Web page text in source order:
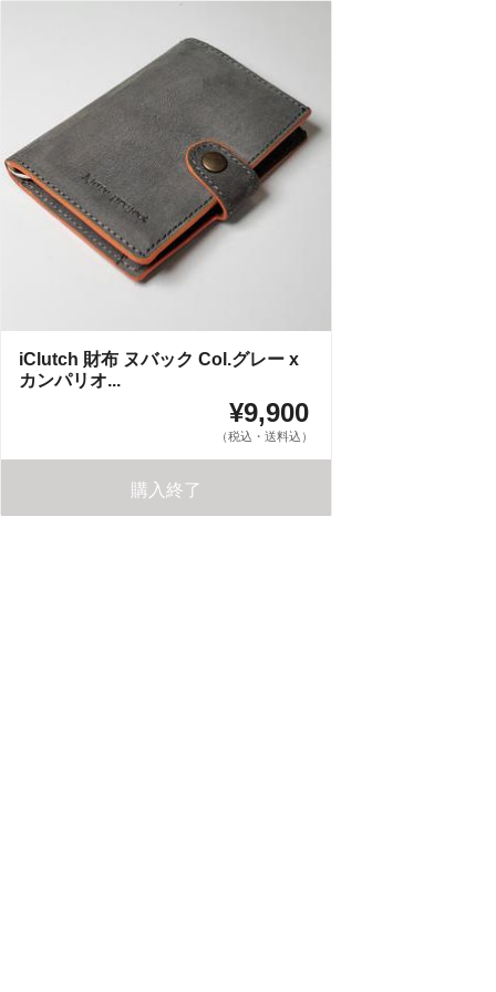
iClutch 財布 ヌバック Col.グレー x
カンパリオ...
¥9,900
（税込・送料込）
購入終了